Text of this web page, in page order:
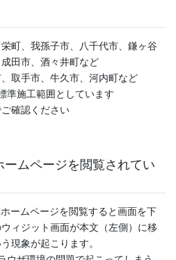
町、我孫子市、八千代市、鎌ヶ谷
田市、酒々井町など
取手市、牛久市、河内町など
準施工範囲としています
確認ください
ームページを閲覧されてい
ームページを閲覧すると画面を下
ィジット画面が本文（左側）に移
現象が起こります。